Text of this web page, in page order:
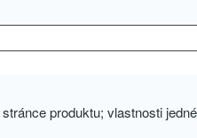
produktu; vlastnosti